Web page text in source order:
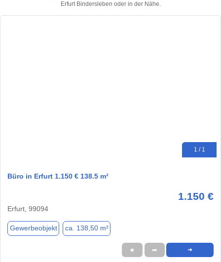
Erfurt Bindersleben oder in der Nähe.
1 / 1
Büro in Erfurt 1.150 € 138.5 m²
1.150 €
Erfurt, 99094
Gewerbeobjekt ca. 138,50 m²
★ ➦ ➜